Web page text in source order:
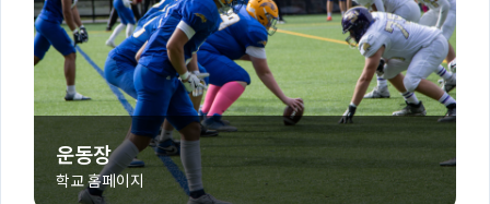
운동장
학교 홈페이지